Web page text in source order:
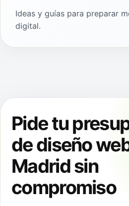
Ideas y guías para preparar
digital.
Pide tu
de diseño
Madrid sin
compromiso